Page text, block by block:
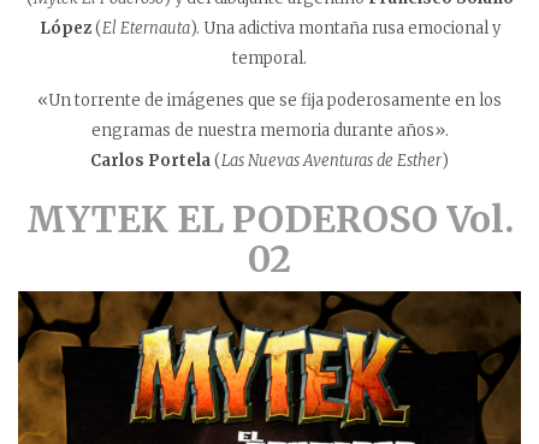
López(El Eternauta). Una adictiva montaña rusa emocional y
temporal.
«Un torrente de imágenes que se fija poderosamente en los
engramas de nuestra memoria durante años».
Carlos Portela(Las Nuevas Aventuras de Esther)
MYTEK EL PODEROSO Vol.
02